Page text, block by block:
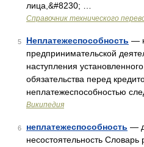
лица,&#8230; …
Справочник технического
5 Неплатежеспособность —
предпринимательской
наступления
обязательства перед
неплатежеспособностью
Википедия
6 неплатежеспособность —
несостоятельность Словарь